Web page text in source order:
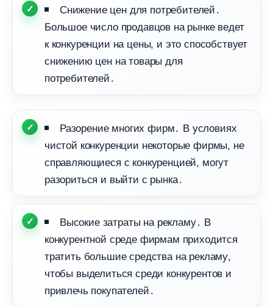
Снижение цен для потребителей․
Большое число продавцов на рынке ведет
к конкуренции на цены, и это способствует
снижению цен на товары для
потребителей․
Разорение многих фирм․ В условиях
чистой конкуренции некоторые фирмы, не
справляющиеся с конкуренцией, могут
разориться и выйти с рынка․
ысокие затраты на рекламу․
конкурентной среде фирмам приходится
тратить большие средства на рекламу,
чтобы выделиться среди конкурентов и
привлечь покупателей․